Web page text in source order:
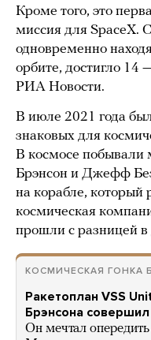
Кроме того, это
миссия для SpaceX.
одновременно
орбите, достигло 14
РИА Новости.
В июле 2021 года
знаковых для
В космосе
Брэнсон и Джефф
на корабле, который
космическая
прошли с разницей в
КОСМИЧЕСКАЯ ГОНКА
Ракетоплан VSS
Брэнсона
Он мечтал